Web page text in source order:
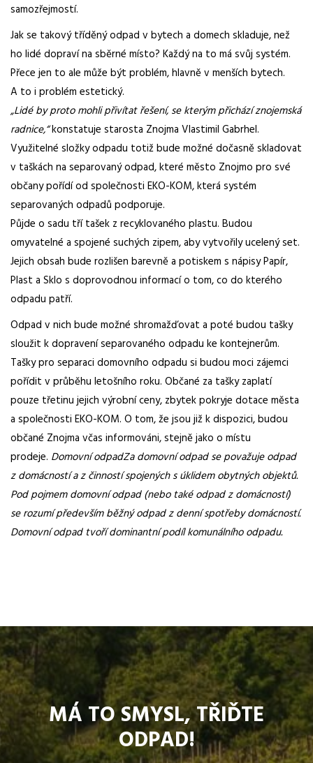
samozřejmostí.
Jak se takový tříděný odpad v bytech a domech skladuje, než
ho lidé dopraví na sběrné místo? Každý na to má svůj systém.
Přece jen to ale může být problém, hlavně v menších bytech.
A to i problém estetický.
„Lidé by proto mohli přivítat řešení, se kterým přichází znojemská
radnice,“konstatuje starosta Znojma Vlastimil Gabrhel.
Využitelné složky odpadu totiž bude možné dočasně skladovat
v taškách na separovaný odpad, které město Znojmo pro své
občany pořídí od společnosti EKO-KOM, která systém
separovaných odpadů podporuje.
Půjde o sadu tří tašek z recyklovaného plastu. Budou
omyvatelné a spojené suchých zipem, aby vytvořily ucelený set.
Jejich obsah bude rozlišen barevně a potiskem s nápisy Papír,
Plast a Sklo s doprovodnou informací o tom, co do kterého
odpadu patří.
Odpad v nich bude možné shromažďovat a poté budou tašky
sloužit k dopravení separovaného odpadu ke kontejnerům.
Tašky pro separaci domovního odpadu si budou moci zájemci
pořídit v průběhu letošního roku. Občané za tašky zaplatí
pouze třetinu jejich výrobní ceny, zbytek pokryje dotace města
a společnosti EKO-KOM. O tom, že jsou již k dispozici, budou
občané Znojma včas informováni, stejně jako o místu
prodeje. Domovní odpadZa domovní odpad se považuje odpad
z domácností a z činností spojených s úklidem obytných objektů.
Pod pojmem domovní odpad (nebo také odpad z domácností)
se rozumí především běžný odpad z denní spotřeby domácností.
Domovní odpad tvoří dominantní podíl komunálního odpadu.
MÁ TO SMYSL, TŘIĎTE
ODPAD!